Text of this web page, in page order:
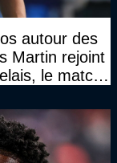
autour des
Martin rejoint
le match